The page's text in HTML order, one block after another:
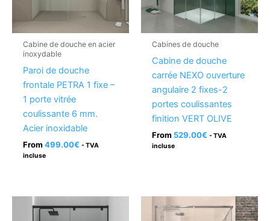
Cabine de douche en acier
inoxydable
Paroi de douche
frontale PETRA 1 fixe –
1 porte vitrée
coulissante 6 mm.
Acier inoxidable
From 499.00€ - TVA
incluse
Cabines de douche
Cabine de douche
carrée NEXO ouverture
angulaire 2 fixes-2
portes coulissantes
finition VERT OLIVE
From 529.00€ - TVA
incluse